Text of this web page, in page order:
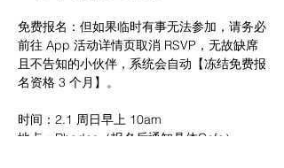
免费报名：但如果临时有事无法参加，请务必
前往 App 活动详情页取消 RSVP，无故缺席
且不告知的小伙伴，系统会自动【冻结免费报
名资格 3 个月】。
时间：2.1 周日早上 10am
地点：Rhodes（报名后通知具体Cafe）